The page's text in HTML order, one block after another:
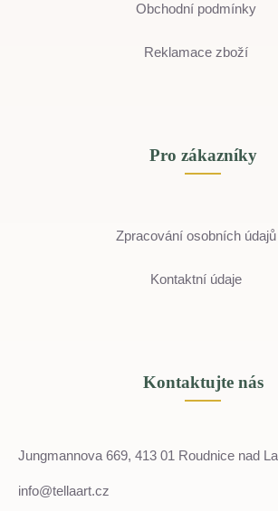
Obchodní podmínky
Reklamace zboží
Pro zákazníky
Zpracování osobních údajů
Kontaktní údaje
Kontaktujte nás
Jungmannova 669, 413 01 Roudnice nad
info@tellaart.cz